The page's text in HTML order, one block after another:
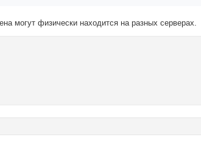
могут физически находится на разных серверах.